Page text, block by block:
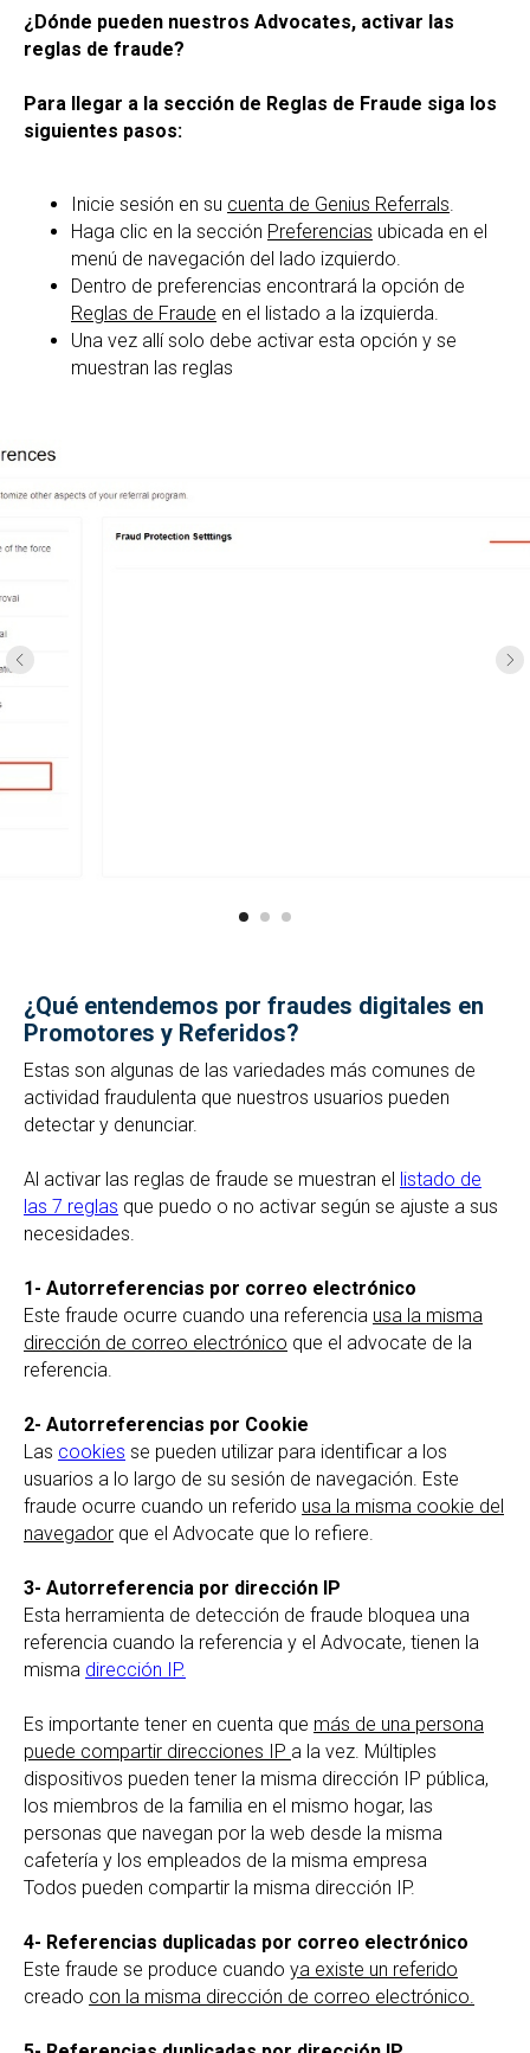
¿Dónde pueden nuestros Advocates, activar las
reglas de fraude?
Para llegar a la sección de Reglas de Fraude siga los
siguientes pasos:
Inicie sesión en su cuenta de Genius Referrals
Haga clic en la sección Preferencias ubicada en el
menú de navegación del lado izquierdo.
Dentro de preferencias encontrará la opción de
Reglas de Fraude en el listado a la izquierda.
Una vez allí solo debe activar esta opción y se
muestran las reglas
¿Qué entendemos por fraudes digitales en
Promotores y Referidos?
Estas son algunas de las variedades más comunes de
actividad fraudulenta que nuestros usuarios pueden
detectar y denunciar.
Al activar las reglas de fraude se muestran el listado de
las 7 reglas que puedo o no activar según se ajuste a sus
necesidades.
1- Autorreferencias por correo electrónico
Este fraude ocurre cuando una referencia usa la misma
dirección de correo electrónico que el advocate de la
referencia.
2- Autorreferencias por Cookie
Las cookies se pueden utilizar para identificar a los
usuarios a lo largo de su sesión de navegación. Este
fraude ocurre cuando un referido usa la misma cookie del
navegador que el Advocate que lo refiere.
3- Autorreferencia por dirección IP
Esta herramienta de detección de fraude bloquea una
referencia cuando la referencia y el Advocate, tienen la
misma dirección IP.
Es importante tener en cuenta que más de una persona
puede compartir direcciones IP a la vez. Múltiples
dispositivos pueden tener la misma dirección IP pública,
los miembros de la familia en el mismo hogar, las
personas que navegan por la web desde la misma
cafetería y los empleados de la misma empresa
Todos pueden compartir la misma dirección IP.
4- Referencias duplicadas por correo electrónico
Este fraude se produce cuando ya existe un referido
creado con la misma dirección de correo electrónico.